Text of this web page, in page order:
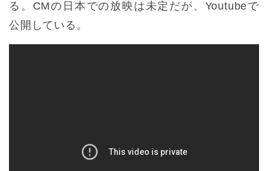
る。CMの日本での放映は未定だが、Youtubeで
公開している。